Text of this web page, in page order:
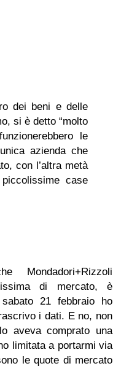
dei beni e delle
si è detto “molto
le
azienda che
con l’altra metà
case
di mercato, è
21 febbraio ho
i dati. E no, non
aveva comprato una
limitata a portarmi via
le quote di mercato